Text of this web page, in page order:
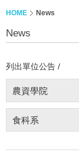
HOME News
News
列出單位公告 /
農資學院
食科系